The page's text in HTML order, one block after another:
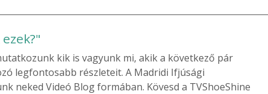
kik is vagyunk mi, akik a következő pár
legfontosabb részleteit. A Madridi Ifjúsági
neked Videó Blog formában. Kövesd a TVShoeShine